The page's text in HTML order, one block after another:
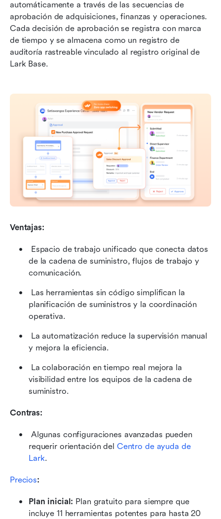
automáticamente a través de las secuencias de
aprobación de adquisiciones, finanzas y operaciones.
Cada decisión de aprobación se registra con marca
de tiempo y se almacena como un registro de
auditoría rastreable vinculado al registro original de
Lark Base.
Ventajas:
Espacio de trabajo unificado que conecta datos
de la cadena de suministro, flujos de trabajo y
comunicación.
Las herramientas sin código simplifican la
planificación de suministros y la coordinación
operativa.
La automatización reduce la supervisión manual
y mejora la eficiencia.
La colaboración en tiempo real mejora la
visibilidad entre los equipos de la cadena de
suministro.
Contras:
Algunas configuraciones avanzadas pueden
requerir orientación del Centro de ayuda de
Lark.
Precios:
Plan inicial: Plan gratuito para siempre que
incluye 11 herramientas potentes para hasta 20